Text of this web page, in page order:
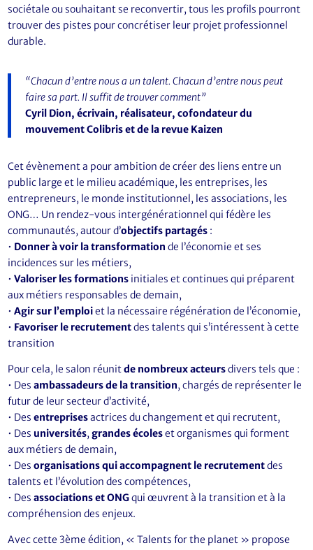
sociétale ou souhaitant se reconvertir, tous les profils pourront
trouver des pistes pour concrétiser leur projet professionnel
durable.
“Chacun d’entre nous a un talent. Chacun d’entre nous peut
faire sa part. Il suffit de trouver comment”
Cyril Dion, écrivain, réalisateur, cofondateur du
mouvement Colibris et de la revue Kaizen
Cet évènement a pour ambition de créer des liens entre un
public large et le milieu académique, les entreprises, les
entrepreneurs, le monde institutionnel, les associations, les
ONG… Un rendez-vous intergénérationnel qui fédère les
communautés, autour d’objectifs partagés :
• Donner à voir la transformation de l’économie et ses
incidences sur les métiers,
•Valoriser les formations initiales et continues qui préparent
aux métiers responsables de demain,
•Agir sur l’emploiet la nécessaire régénération de l’économie,
• Favoriser le recrutementdes talents qui s’intéressent à cette
transition
Pour cela, le salon réunitde nombreux acteursdivers tels que :
• Desambassadeursde la transition, chargés de représenter le
futur de leur secteur d’activité,
• Desentreprisesactrices du changement et qui recrutent,
• Des universités,grandes écoleset organismes qui forment
aux métiers de demain,
• Desorganisations qui accompagnent le recrutementdes
talents et l’évolution des compétences,
• Desassociations et ONGqui œuvrent à la transition et à la
compréhension des enjeux.
Avec cette 3ème édition, « Talents for the planet » propose